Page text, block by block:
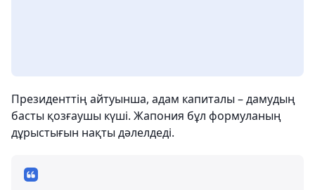
Президенттің айтуынша, адам капиталы – дамудың
басты қозғаушы күші. Жапония бұл формуланың
дұрыстығын нақты дәлелдеді.